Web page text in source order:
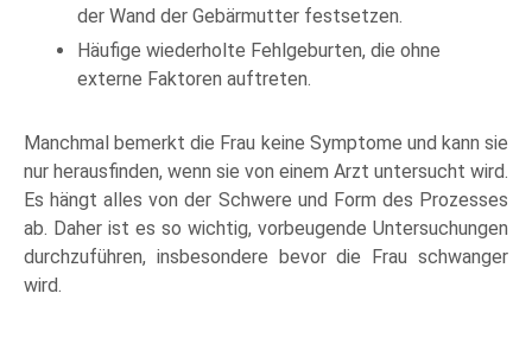
der Wand der Gebärmutter festsetzen.
Häufige wiederholte Fehlgeburten, die ohne
externe Faktoren auftreten.
Manchmal bemerkt die Frau keine Symptome und kann sie
nur herausfinden, wenn sie von einem Arzt untersucht wird.
Es hängt alles von der Schwere und Form des Prozesses
ab. Daher ist es so wichtig, vorbeugende Untersuchungen
durchzuführen, insbesondere bevor die Frau schwanger
wird.